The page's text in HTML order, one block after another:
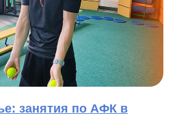
занятия по АФК в